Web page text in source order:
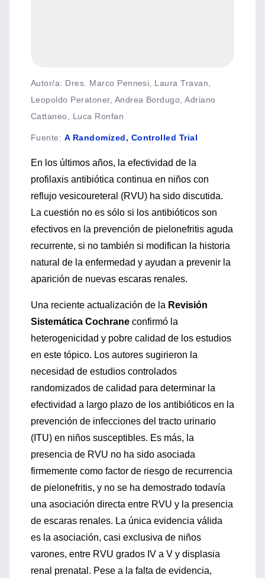
Autor/a: Dres. Marco Pennesi, Laura Travan,
Leopoldo Peratoner, Andrea Bordugo, Adriano
Cattaneo, Luca Ronfan
Fuente: A Randomized, Controlled Trial
En los últimos años, la efectividad de la
profilaxis antibiótica continua en niños con
reflujo vesicoureteral (RVU) ha sido discutida.
La cuestión no es sólo si los antibióticos son
efectivos en la prevención de pielonefritis aguda
recurrente, si no también si modifican la historia
natural de la enfermedad y ayudan a prevenir la
aparición de nuevas escaras renales.
Una reciente actualización de la Revisión
Sistemática Cochrane confirmó la
heterogenicidad y pobre calidad de los estudios
en este tópico. Los autores sugirieron la
necesidad de estudios controlados
randomizados de calidad para determinar la
efectividad a largo plazo de los antibióticos en la
prevención de infecciones del tracto urinario
(ITU) en niños susceptibles. Es más, la
presencia de RVU no ha sido asociada
firmemente como factor de riesgo de recurrencia
de pielonefritis, y no se ha demostrado todavía
una asociación directa entre RVU y la presencia
de escaras renales. La única evidencia válida
es la asociación, casi exclusiva de niños
varones, entre RVU grados IV a V y displasia
renal prenatal. Pese a la falta de evidencia,